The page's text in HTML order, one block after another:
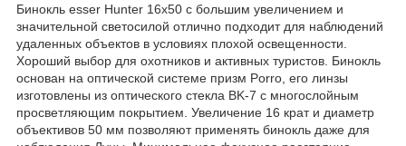
Бинокль esser Hunter 16x50 с большим увеличением и
значительной светосилой отлично подходит для наблюдений
удаленных объектов в условиях плохой освещенности.
Хороший выбор для охотников и активных туристов. Бинокль
основан на оптической системе призм Porro, его линзы
изготовлены из оптического стекла BK-7 с многослойным
просветляющим покрытием. Увеличение 16 крат и диаметр
объективов 50 мм позволяют применять бинокль даже для